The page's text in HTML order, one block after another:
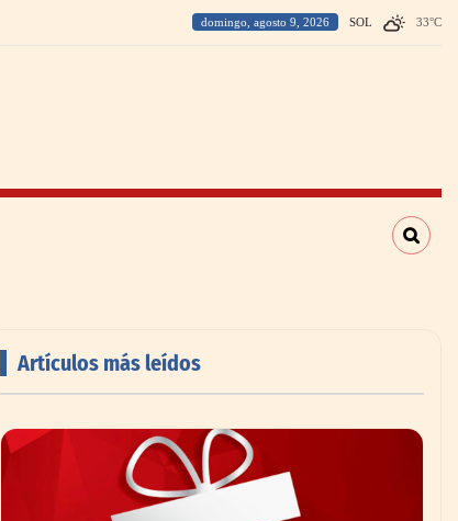
domingo, agosto 9, 2026 SOL 33°C
Artículos más leídos